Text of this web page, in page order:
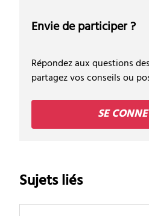
Envie de participer ?
Répondez aux questions
partagez vos conseils ou
SE
Sujets liés